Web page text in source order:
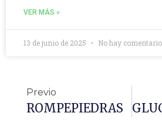
VER MÁS »
13 de junio de 2025 No hay
Previo
ROMPEPIEDRAS